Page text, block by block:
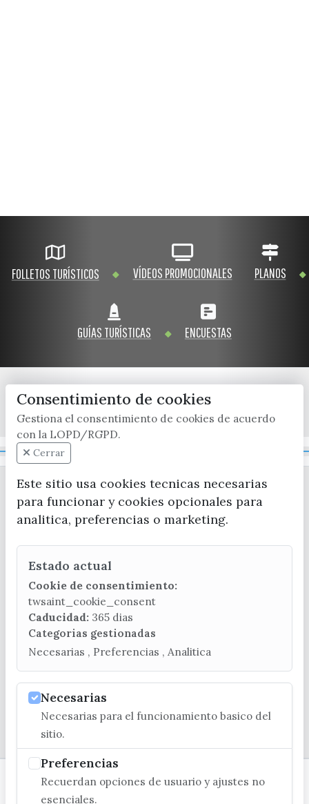
FOLLETOS TURÍSTICOS VÍDEOS PROMOCIONALES PLANOS
GUÍAS TURÍSTICAS ENCUESTAS
x / twitter facebook youtube instagram
CONTACTA CON LA OFICINA DE TURISMO
(+34) 952 541 104
turismo@velezmalaga.es
C/ Poniente, 2. CP 29740 - Torre del Mar
Consentimiento de cookies
Gestiona el consentimiento de cookies de acuerdo
con la LOPD/RGPD.
Cerrar
Este sitio usa cookies tecnicas necesarias
para funcionar y cookies opcionales para
analitica, preferencias o marketing.
Estado actual
Cookie de consentimiento:
twsaint_cookie_consent
Caducidad: 365 dias
Categorias gestionadas
Necesarias , Preferencias , Analitica
Necesarias
Necesarias para el funcionamiento basico del
sitio.
Preferencias
Recuerdan opciones de usuario y ajustes no
esenciales.